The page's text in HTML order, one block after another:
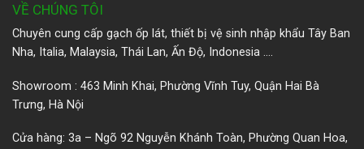
VỀ CHÚNG TÔI
Chuyên cung cấp gạch ốp lát, thiết bị vệ sinh nhập khẩu Tây Ban
Nha, Italia, Malaysia, Thái Lan, Ấn Độ, Indonesia ….
Showroom : 463 Minh Khai, Phường Vĩnh Tuy, Quận Hai Bà
Trưng, Hà Nội
Cửa hàng: 3a – Ngõ 92 Nguyễn Khánh Toàn, Phường Quan Hoa,